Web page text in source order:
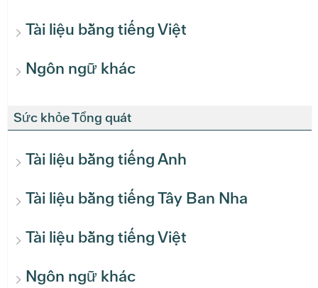
Tài liệu bằng tiếng Việt
Ngôn ngữ khác
Sức khỏe Tổng quát
Tài liệu bằng tiếng Anh
Tài liệu bằng tiếng Tây Ban Nha
Tài liệu bằng tiếng Việt
Ngôn ngữ khác